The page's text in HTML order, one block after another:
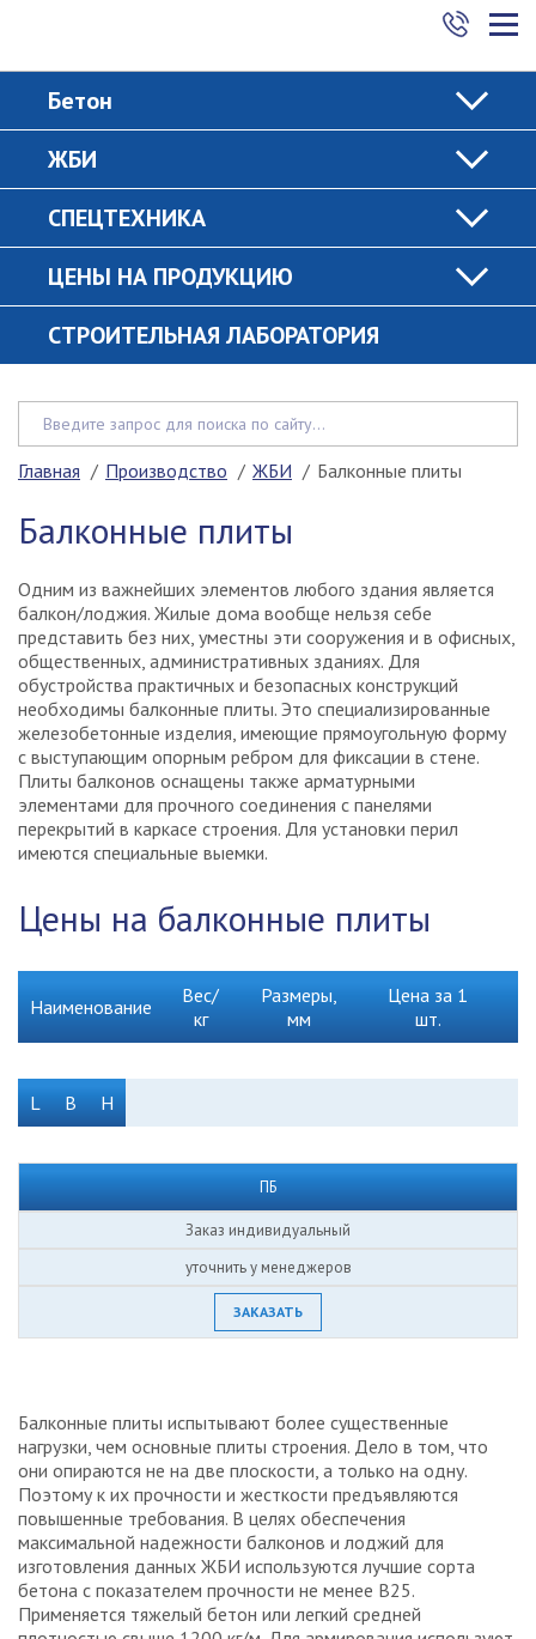
Бетон
ЖБИ
СПЕЦТЕХНИКА
ЦЕНЫ НА ПРОДУКЦИЮ
СТРОИТЕЛЬНАЯ ЛАБОРАТОРИЯ
Главная Производство ЖБИ Балконные плиты
Балконные плиты
Одним из важнейших элементов любого здания является
балкон/лоджия. Жилые дома вообще нельзя себе
представить без них, уместны эти сооружения и в офисных,
общественных, административных зданиях. Для
обустройства практичных и безопасных конструкций
необходимы балконные плиты. Это специализированные
железобетонные изделия, имеющие прямоугольную форму
с выступающим опорным ребром для фиксации в стене.
Плиты балконов оснащены также арматурными
элементами для прочного соединения с панелями
перекрытий в каркасе строения. Для установки перил
имеются специальные выемки.
Цены на балконные плиты
Наименование
Вес/
кг
Размеры,
мм
Цена за 1
шт.
L B H
ПБ
Заказ индивидуальный
уточнить у менеджеров
ЗАКАЗАТЬ
Балконные плиты испытывают более существенные
нагрузки, чем основные плиты строения. Дело в том, что
они опираются не на две плоскости, а только на одну.
Поэтому к их прочности и жесткости предъявляются
повышенные требования. В целях обеспечения
максимальной надежности балконов и лоджий для
изготовления данных ЖБИ используются лучшие сорта
бетона с показателем прочности не менее В25.
Применяется тяжелый бетон или легкий средней